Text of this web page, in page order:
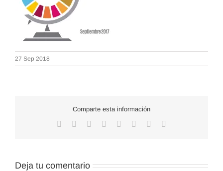
27 Sep 2018
Comparte esta información
Facebook Reddit LinkedInWhatsApp
TumblrPinterest
Deja tu comentario